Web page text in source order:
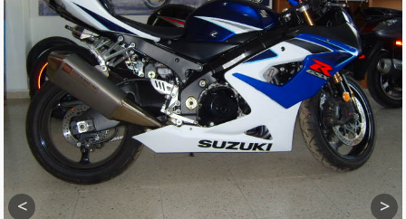
< >